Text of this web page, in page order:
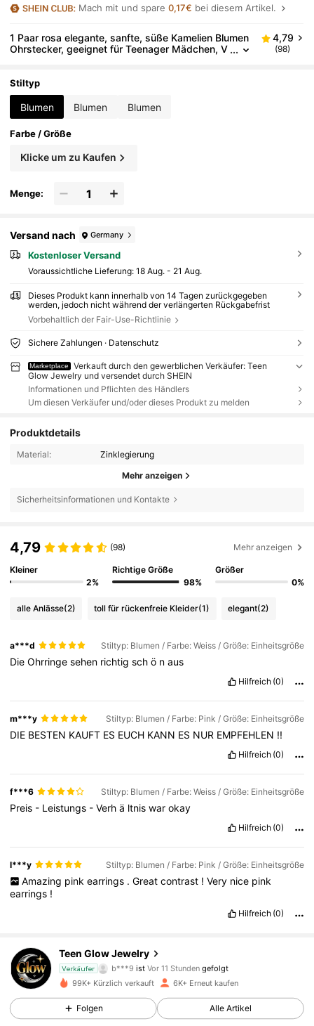
Mach mit und spare0,17€ bei diesem Artikel.
1 Paar rosa elegante, sanfte, süße Kamelien Blumen
Ohrstecker, geeignet für Teenager Mädchen, V
4,79
(98)
Stiltyp
Blumen Blumen Blumen
Farbe / Größe
Klicke um zu Kaufen
Menge:
Versand nach Germany
Kostenloser Versand
Voraussichtliche Lieferung: 18 Aug. - 21 Aug.
Dieses Produkt kann innerhalb von 14 Tagen zurückgegeben
werden, jedoch nicht während der verlängerten Rückgabefrist
Vorbehaltlich der Fair-Use-Richtlinie
Sichere Zahlungen · Datenschutz
Marketplace
Verkauft durch den gewerblichen Verkäufer: Teen
Glow Jewelry und versendet durch SHEIN
Informationen und Pflichten des Händlers
Um diesen Verkäufer und/oder dieses Produkt zu melden
Produktdetails
Material: Zinklegierung
Mehr anzeigen
Sicherheitsinformationen und Kontakte
4,79 (98) Mehr anzeigen
Kleiner
2%
Richtige Größe
98%
Größer
0%
alle Anlässe(2) toll für rückenfreie Kleider(1) elegant(2)
a***d Stiltyp: Blumen / Farbe: Weiss / Größe: Einheitsgröße
DieOhrringesehen richtigschö naus
Hilfreich (0)
m***y Stiltyp: Blumen / Farbe: Pink / Größe: Einheitsgröße
DIE BESTEN KAUFT ES EUCH KANN ES NUR EMPFEHLEN !!
Hilfreich (0)
f***6 Stiltyp: Blumen / Farbe: Weiss / Größe: Einheitsgröße
Preis - Leistungs -Verhä ltniswarokay
Hilfreich (0)
l***y Stiltyp: Blumen / Farbe: Pink / Größe: Einheitsgröße
Amazing pink earrings . Great contrast ! Very nice pink
earrings !
Hilfreich (0)
Teen Glow Jewelry
Verkäufer
b***9istVor 11 Stunden
n***aist am Durchsuchen
4,71
1.8K Follower
99K+ Kürzlich verkauft 6K+ Erneut kaufen
Folgen Alle Artikel